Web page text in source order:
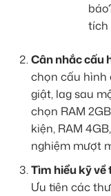
tích
Cân nhắc cấu
chọn cấu hình
giật, lag sau
chọn RAM
kiện, RAM
nghiệm mượt
Tìm hiểu kỹ về
Ưu tiên các